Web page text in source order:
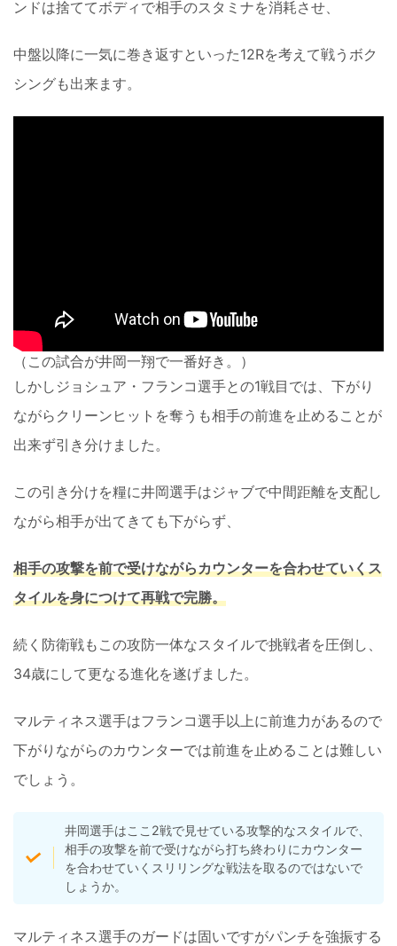
ンドは捨ててボディで相手のスタミナを消耗させ、
中盤以降に一気に巻き返すといった12Rを考えて戦うボク
シングも出来ます。
（この試合が井岡一翔で一番好き。）
しかしジョシュア・フランコ選手との1戦目では、下がり
ながらクリーンヒットを奪うも相手の前進を止めることが
出来ず引き分けました。
この引き分けを糧に井岡選手はジャブで中間距離を支配し
ながら相手が出てきても下がらず、
相手の攻撃を前で受けながらカウンターを合わせていくス
タイルを身につけて再戦で完勝。
続く防衛戦もこの攻防一体なスタイルで挑戦者を圧倒し、
34歳にして更なる進化を遂げました。
マルティネス選手はフランコ選手以上に前進力があるので
下がりながらのカウンターでは前進を止めることは難しい
でしょう。
井岡選手はここ2戦で見せている攻撃的なスタイルで、
相手の攻撃を前で受けながら打ち終わりにカウンター
を合わせていくスリリングな戦法を取るのではないで
しょうか。
マルティネス選手のガードは固いですがパンチを強振する